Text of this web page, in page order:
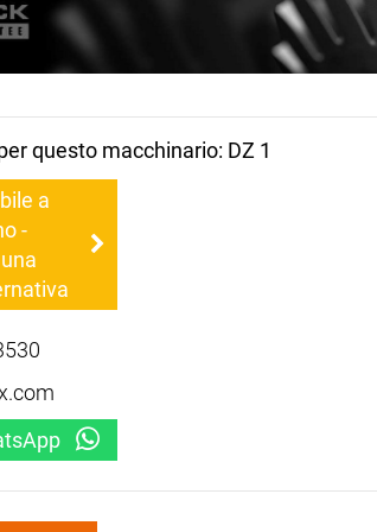
questo macchinario: DZ 1
a
-